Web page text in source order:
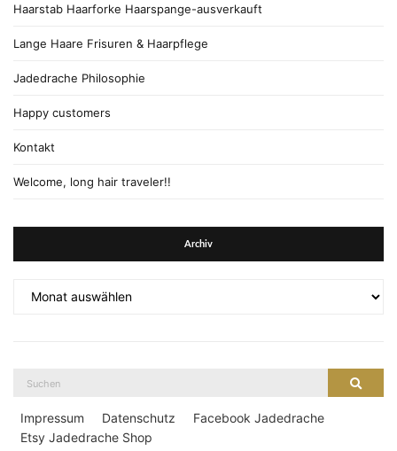
Haarstab Haarforke Haarspange-ausverkauft
Lange Haare Frisuren & Haarpflege
Jadedrache Philosophie
Happy customers
Kontakt
Welcome, long hair traveler!!
Archiv
Impressum Datenschutz
Facebook Jadedrache
Etsy Jadedrache Shop